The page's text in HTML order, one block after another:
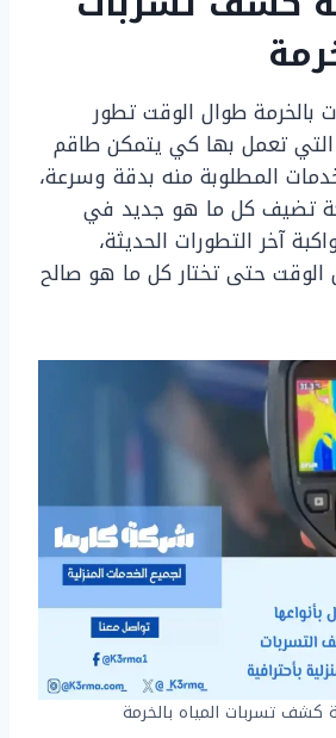
طوال الوقت تطور
التي تعمل بها كي يتمكن طاقم
المطلوبة منه بدقة وسرعة،
تضيف كل ما هو جديد في
آخر التطورات الحديثة،
حتى تختار كل ما هو صالح
تسربات المياه بالخرمة